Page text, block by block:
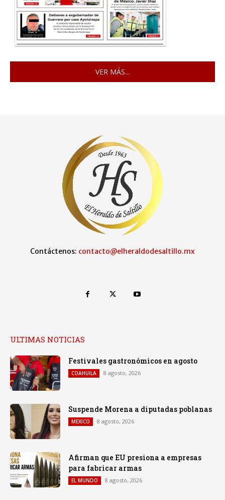
VER MÁS...
Contáctenos: contacto@elheraldodesaltillo.mx
ULTIMAS NOTICIAS
Festivales gastronómicos en agosto
COAHUILA 8 agosto, 2026
Suspende Morena a diputadas poblanas
MEXICO 8 agosto, 2026
Afirman que EU presiona a empresas
para fabricar armas
EL MUNDO 8 agosto, 2026